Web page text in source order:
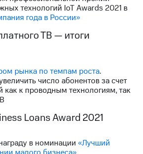
технологий IoT Awards 2021 в
года в России»
ТВ — итоги
рынка по темпам роста.
число абонентов за счет
к проводным технологиям, так
Loans Award 2021
в номинации «Лучший